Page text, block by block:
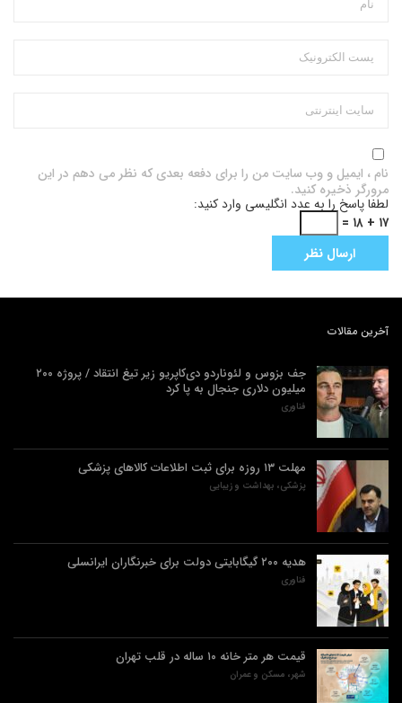
نام ، ایمیل و وب سایت من را برای دفعه بعدی که نظر می دهم در این
مرورگر ذخیره کنید.
لطفا پاسخ را به عدد انگلیسی وارد کنید:
۱۷ + ۱۸ =
آخرین مقالات
جف بزوس و لئوناردو دی‌کاپریو زیر تیغ انتقاد / پروژه ۲۰۰
میلیون دلاری جنجال به پا کرد
فناوری
مهلت ۱۳ روزه برای ثبت اطلاعات کالاهای پزشکی
پزشکی، بهداشت و زیبایی
هدیه ۲۰۰ گیگابایتی دولت برای خبرنگاران ایرانسلی
فناوری
قیمت هر متر خانه ۱۰ ساله در قلب تهران
شهر، مسکن و عمران